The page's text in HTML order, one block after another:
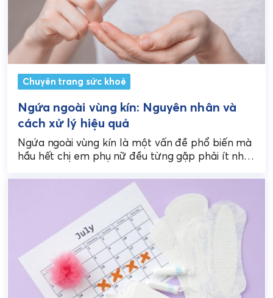
Chuyên trang sức khoẻ
Ngứa ngoài vùng kín: Nguyên nhân và
cách xử lý hiệu quả
Ngứa ngoài vùng kín là một vấn đề phổ biến mà
hầu hết chị em phụ nữ đều từng gặp phải ít nhất